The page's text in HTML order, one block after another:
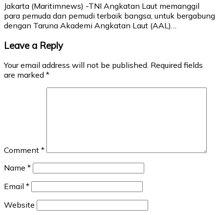
Jakarta (Maritimnews) -TNI Angkatan Laut memanggil
para pemuda dan pemudi terbaik bangsa, untuk bergabung
dengan Taruna Akademi Angkatan Laut (AAL)…
Leave a Reply
Your email address will not be published. Required fields
are marked *
Comment *
Name *
Email *
Website